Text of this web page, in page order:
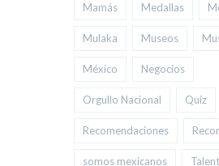
Mamás Medallas
Mulaka Museos
México Negocios
Orgullo Nacional Quiz
Recomendaciones
somos mexicanos